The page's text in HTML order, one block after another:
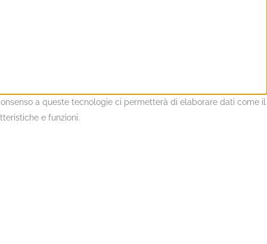
a queste tecnologie ci permetterà di elaborare dati come il
e funzioni.